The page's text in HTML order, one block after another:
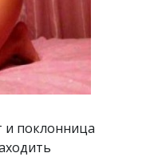
и поклонница